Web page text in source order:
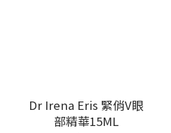
Dr Irena Eris 緊俏V眼
部精華15ML